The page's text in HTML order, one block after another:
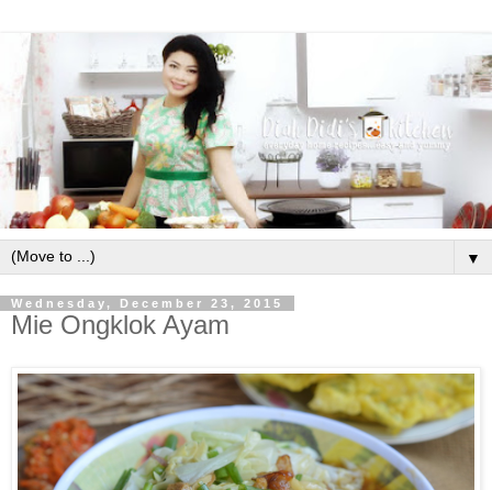
▼
Wednesday, December 23, 2015
Mie Ongklok Ayam